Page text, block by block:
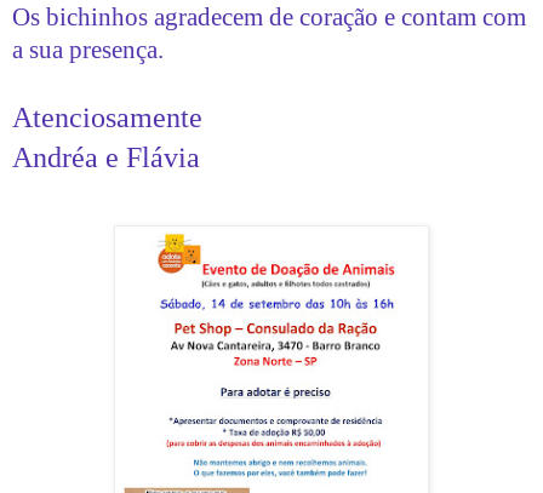
Os bichinhos agradecem de coração e contam com
a sua presença.
Atenciosamente
Andréa e Flávia